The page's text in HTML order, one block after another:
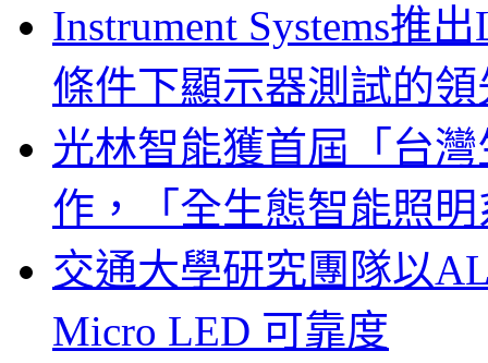
Instrument Systems推
條件下顯示器測試的
光林智能獲首屆「台
作，「全生態智能照
交通大學研究團隊以
Micro LED 可靠度